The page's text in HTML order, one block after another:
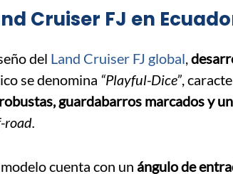
Cruiser FJ en
del Land Cruiser FJ global
se denomina “Playful-Dice” ,
guardabarros marcados y
road.
cuenta con un ángulo de